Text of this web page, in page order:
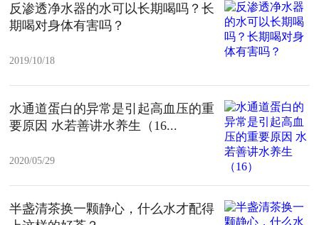
反渗透净水器的水可以长期喝吗？长
期喝对身体有害吗？
2019/10/18
水通道蛋白的异常是引起高血压的重
要原因 水若善讲水养生（16...
2020/05/29
半盏清茶换一颗静心，什么水才配得